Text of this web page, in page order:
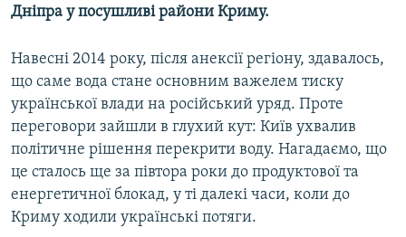
Дніпра у посушливі райони Криму.
Навесні 2014 року, після анексії регіону, здавалось,
що саме вода стане основним важелем тиску
української влади на російський уряд. Проте
переговори зайшли в глухий кут: Київ ухвалив
політичне рішення перекрити воду. Нагадаємо, що
це сталось ще за півтора роки до продуктової та
енергетичної блокад, у ті далекі часи, коли до
Криму ходили українські потяги.